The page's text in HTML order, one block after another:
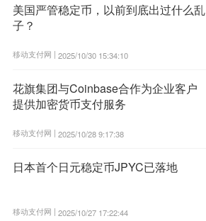
美国严管稳定币，以前到底出过什么乱
子？
移动支付网 | 2025/10/30 15:34:10
花旗集团与Coinbase合作为企业客户
提供加密货币支付服务
移动支付网 | 2025/10/28 9:17:38
日本首个日元稳定币JPYC已落地
移动支付网 | 2025/10/27 17:22:44